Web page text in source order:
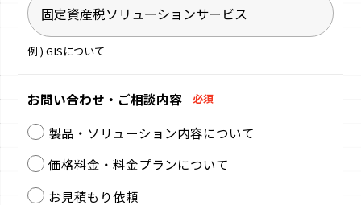
例 ) GISについて
お問い合わせ・ ご相談内容 必須
製品・ソリューション内容について
価格料金・料金プランについて
お見積もり依頼